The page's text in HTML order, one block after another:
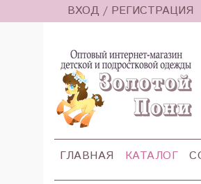
ВХОД / РЕГИСТРАЦИЯ
ГЛАВНАЯ КАТАЛОГ